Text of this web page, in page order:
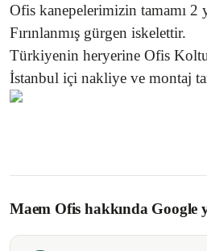
Ofis kanepelerimizin tamamı 2
Fırınlanmış gürgen iskelettir.
Türkiyenin heryerine Ofis
İstanbul içi nakliye ve montaj
Görüş ve önerileriniz için teşekkür ederiz.
Ürün resmi kalitesiz, bozuk veya
Ürün açıklamasında eksik bilgiler bulunuyor.
Maem Ofis hakkında Google